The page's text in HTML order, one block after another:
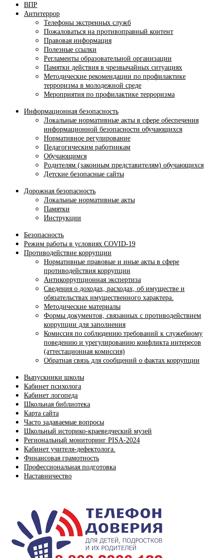
ВПР
Антитеррор
Телефоны экстренных служб
Пожаловаться на противоправный контент
Правовая информация
Полезные ссылки
Регламенты образовательной организации
Памятки действия в чрезвычайных ситуациях
Методические рекомендации по профилактике
терроризма в молодежной среде
Мероприятия по профилактике терроризма
Информационная безопасность
Локальные нормативные акты в сфере обеспечения
информационной безопасности обучающихся
Нормативное регулирование
Педагогическим работникам
Обучающимся
Родителям (законным представителям) обучающихся
Детские безопасные сайты
Дорожная безопасность
Локальные нормативные акты
Памятки
Инструкции
Безопасность
Режим работы в условиях COVID-19
Противодействие коррупции
Нормативные правовые и иные акты в сфере
противодействия коррупции
Антикоррупционная экспертиза
Сведения о доходах, расходах, об имуществе и
обязательствах имущественного характера.
Методические материалы
Формы документов, связанных с противодействием
коррупции для заполнения
Комиссия по соблюдению требований к служебному
поведению и урегулированию конфликта интересов
(аттестационная комиссия)
Обратная связь для сообщений о фактах коррупции
Выпускники школы
Кабинет психолога
Кабинет логопеда
Школьная библиотека
Карта сайта
Часто задаваемые вопросы
Школьный историко-краеведческий музей
Региональный мониторинг PISA-2024
Кабинет учителя-дефектолога.
Финансовая грамотность
Профессиональная подготовка
Наставничество